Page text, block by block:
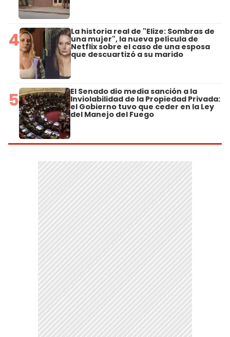
4 La historia real de "Elize: Sombras de
una mujer", la nueva película de
Netflix sobre el caso de una esposa
que descuartizó a su marido
5 El Senado dio media sanción a la
Inviolabilidad de la Propiedad Privada:
el Gobierno tuvo que ceder en la Ley
del Manejo del Fuego